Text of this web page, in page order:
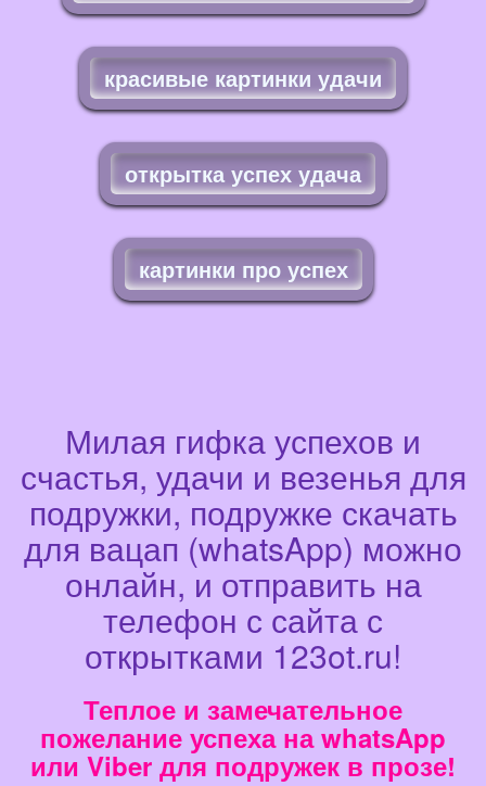
красивые картинки удачи
открытка успех удача
картинки про успех
Милая гифка успехов и
счастья, удачи и везенья для
подружки, подружке скачать
для вацап (whatsApp) можно
онлайн, и отправить на
телефон с сайта с
открытками 123ot.ru!
Теплое и замечательное
пожелание успеха на whatsApp
или Viber для подружек в прозе!